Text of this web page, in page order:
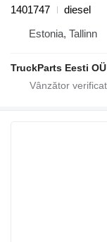
1401747
diesel
Estonia, Tallinn
TruckParts Eesti OÜ